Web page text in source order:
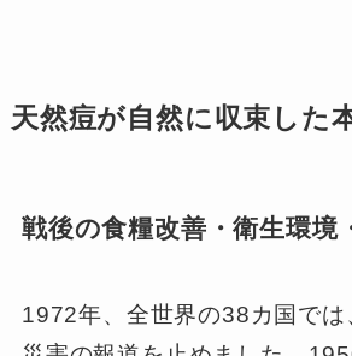
天然痘が自然に収束した
戦後の食糧改善・衛生環境
1972年、全世界の38カ国では